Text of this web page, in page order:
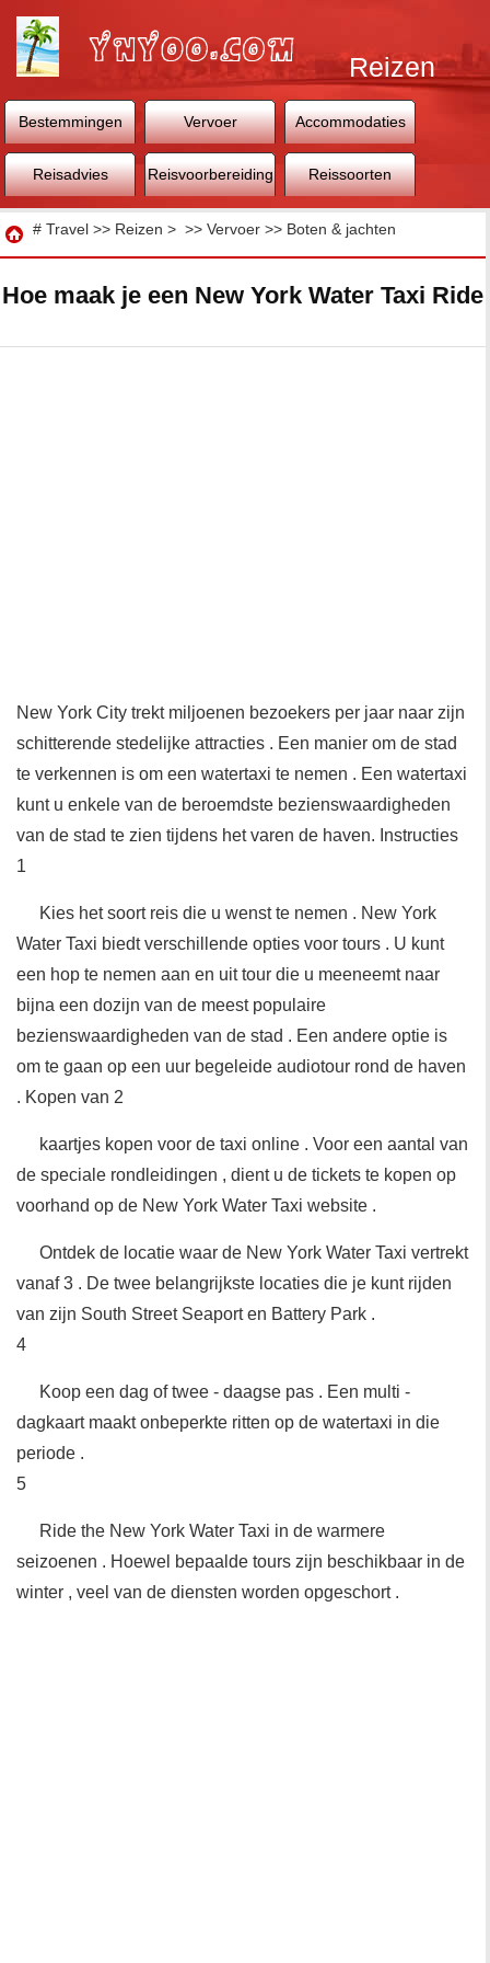
Reizen
Bestemmingen Vervoer Accommodaties
Reisadvies Reisvoorbereiding Reissoorten
Reizen
# Travel >> Reizen > >> Vervoer >> Boten & jachten
Hoe maak je een New York Water Taxi Ride
New York City trekt miljoenen bezoekers per jaar naar zijn
schitterende stedelijke attracties . Een manier om de stad
te verkennen is om een ​​watertaxi te nemen . Een watertaxi
kunt u enkele van de beroemdste bezienswaardigheden
van de stad te zien tijdens het varen de haven. Instructies
1
Kies het soort reis die u wenst te nemen . New York
Water Taxi biedt verschillende opties voor tours . U kunt
een hop te nemen aan en uit tour die u meeneemt naar
bijna een dozijn van de meest populaire
bezienswaardigheden van de stad . Een andere optie is
om te gaan op een uur begeleide audiotour rond de haven
. Kopen van 2
kaartjes kopen voor de taxi online . Voor een aantal van
de speciale rondleidingen , dient u de tickets te kopen op
voorhand op de New York Water Taxi website .
Ontdek de locatie waar de New York Water Taxi vertrekt
vanaf 3 . De twee belangrijkste locaties die je kunt rijden
van zijn South Street Seaport en Battery Park .
4
Koop een dag of twee - daagse pas . Een multi -
dagkaart maakt onbeperkte ritten op de watertaxi in die
periode .
5
Ride the New York Water Taxi in de warmere
seizoenen . Hoewel bepaalde tours zijn beschikbaar in de
winter , veel van de diensten worden opgeschort .